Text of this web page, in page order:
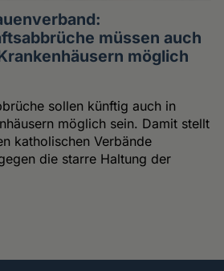
müssen auch
möglich
sollen künftig auch in
möglich sein. Damit stellt
katholischen Verbände
die starre Haltung der